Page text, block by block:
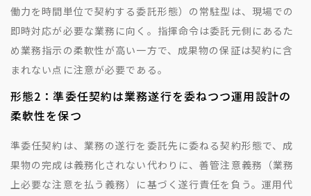
働力を時間単位で契約する委託形態）の常駐型は、現場での
即時対応が必要な業務に向く。指揮命令は委託元側にあるた
め業務指示の柔軟性が高い一方で、成果物の保証は契約に含
まれない点に注意が必要である。
形態2：準委任契約は業務遂行を委ねつつ運用設計の
柔軟性を保つ
準委任契約は、業務の遂行を委託先に委ねる契約形態で、成
果物の完成は義務化されない代わりに、善管注意義務（業務
上必要な注意を払う義務）に基づく遂行責任を負う。運用代